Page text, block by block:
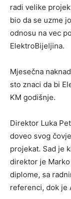
radi velike
bio da se uzme
odnosu na vec
ElektroBijeljina.
Mjesečna
sto znaci da bi
KM godišnje.
Direktor Luka
doveo svog
projekat. Sad je
direktor je
diplome, sa
referenci, dok je